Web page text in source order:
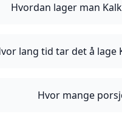
Hvordan lager man
lang tid tar det å lage
Hvor mange